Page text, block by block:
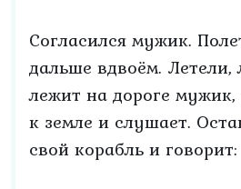
Согласился мужик.
дальше вдвоём. Летели,
лежит на дороге
к земле и слушает.
свой корабль и говорит: